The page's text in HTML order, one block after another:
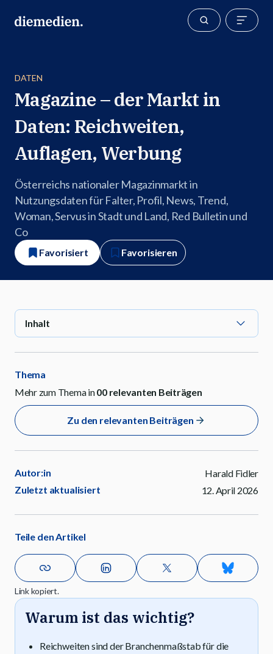
DATEN
Magazine – der Markt in
Daten: Reichweiten,
Auflagen, Werbung
Österreichs nationaler Magazinmarkt in
Nutzungsdaten für Falter, Profil, News, Trend,
Woman, Servus in Stadt und Land, Red Bulletin und
Co
Favorisiert Favorisieren
Inhalt
Thema
Mehr zum Thema in00 relevanten Beiträgen
Zu den relevanten Beiträgen
Autor:in
Harald Fidler
Zuletzt aktualisiert
12. April 2026
Teile den Artikel
Link kopiert.
Warum ist das wichtig?
Reichweiten sind der Branchenmaßstab für die